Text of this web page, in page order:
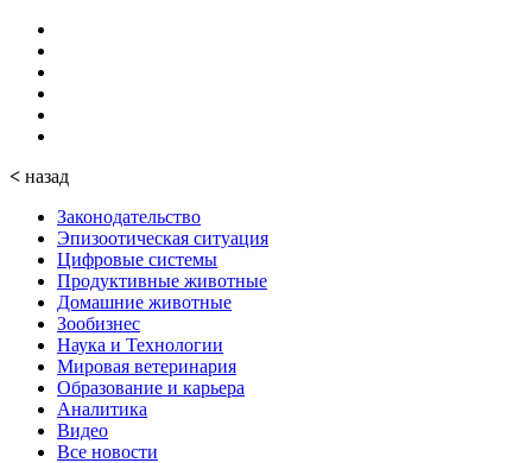
< назад
Законодательство
Эпизоотическая ситуация
Цифровые системы
Продуктивные животные
Домашние животные
Зообизнес
Наука и Технологии
Мировая ветеринария
Образование и карьера
Аналитика
Видео
Все новости